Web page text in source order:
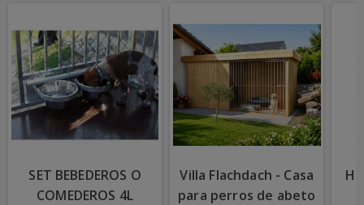
SET BEBEDEROS O
COMEDEROS 4L
Villa Flachdach - Casa
para perros de abeto